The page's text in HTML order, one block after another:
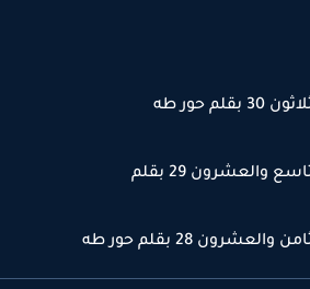
طه
29 بقلم
28 بقلم حور طه